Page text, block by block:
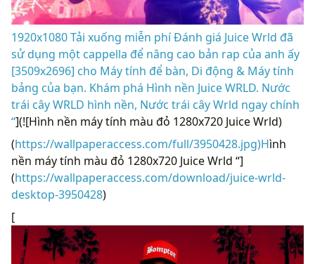
1920x1080 Tải xuống miễn phí Đánh giá Juice Wrld đã
sử dụng một cappella để nâng cao bản rap của anh ấy
[3509x2696] cho Máy tính để bàn, Di động & Máy tính
bảng của bạn. Khám phá Hình nền Juice WRLD. Nước
trái cây WRLD hình nền, Nước trái cây Wrld ngay chính
“](![Hình nền máy tính màu đỏ 1280x720 Juice Wrld)
(https://wallpaperaccess.com/full/3950428.jpg)Hình
nền máy tính màu đỏ 1280x720 Juice Wrld “]
(https://wallpaperaccess.com/download/juice-wrld-
desktop-3950428)
[